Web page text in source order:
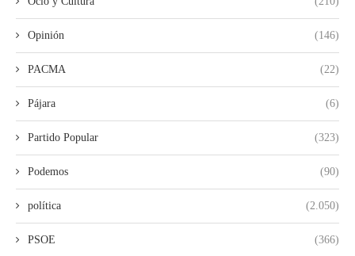
Opinión (146)
PACMA (22)
Pájara (6)
Partido Popular (323)
Podemos (90)
política (2.050)
PSOE (366)